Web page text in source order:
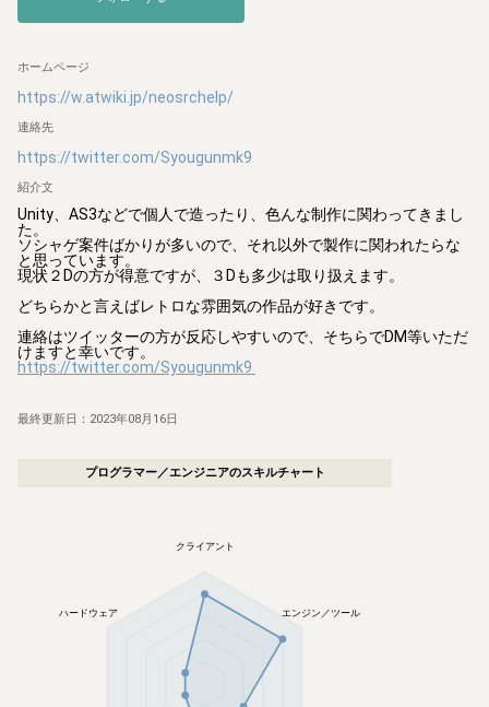
ホームページ
https://w.atwiki.jp/neosrchelp/
連絡先
https://twitter.com/Syougunmk9
紹介文
Unity、AS3などで個人で造ったり、色んな制作に関わってきまし
た。
ソシャゲ案件ばかりが多いので、それ以外で製作に関われたらな
と思っています。
現状２Dの方が得意ですが、３Dも多少は取り扱えます。
どちらかと言えばレトロな雰囲気の作品が好きです。
連絡はツイッターの方が反応しやすいので、そちらでDM等いただ
https://twitter.com/Syougunmk9
最終更新日： 2023年08月16日
プログラマー／エンジニアのスキルチャート
クライアント
エンジン／ツール
ハードウェア